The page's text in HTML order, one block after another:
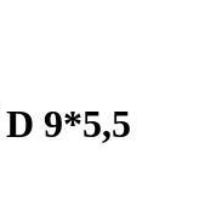
9*5,5